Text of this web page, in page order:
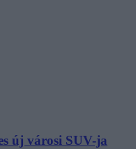
új városi SUV-ja